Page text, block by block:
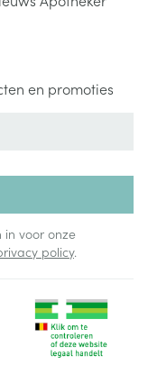
en promoties
in voor onze
policy.